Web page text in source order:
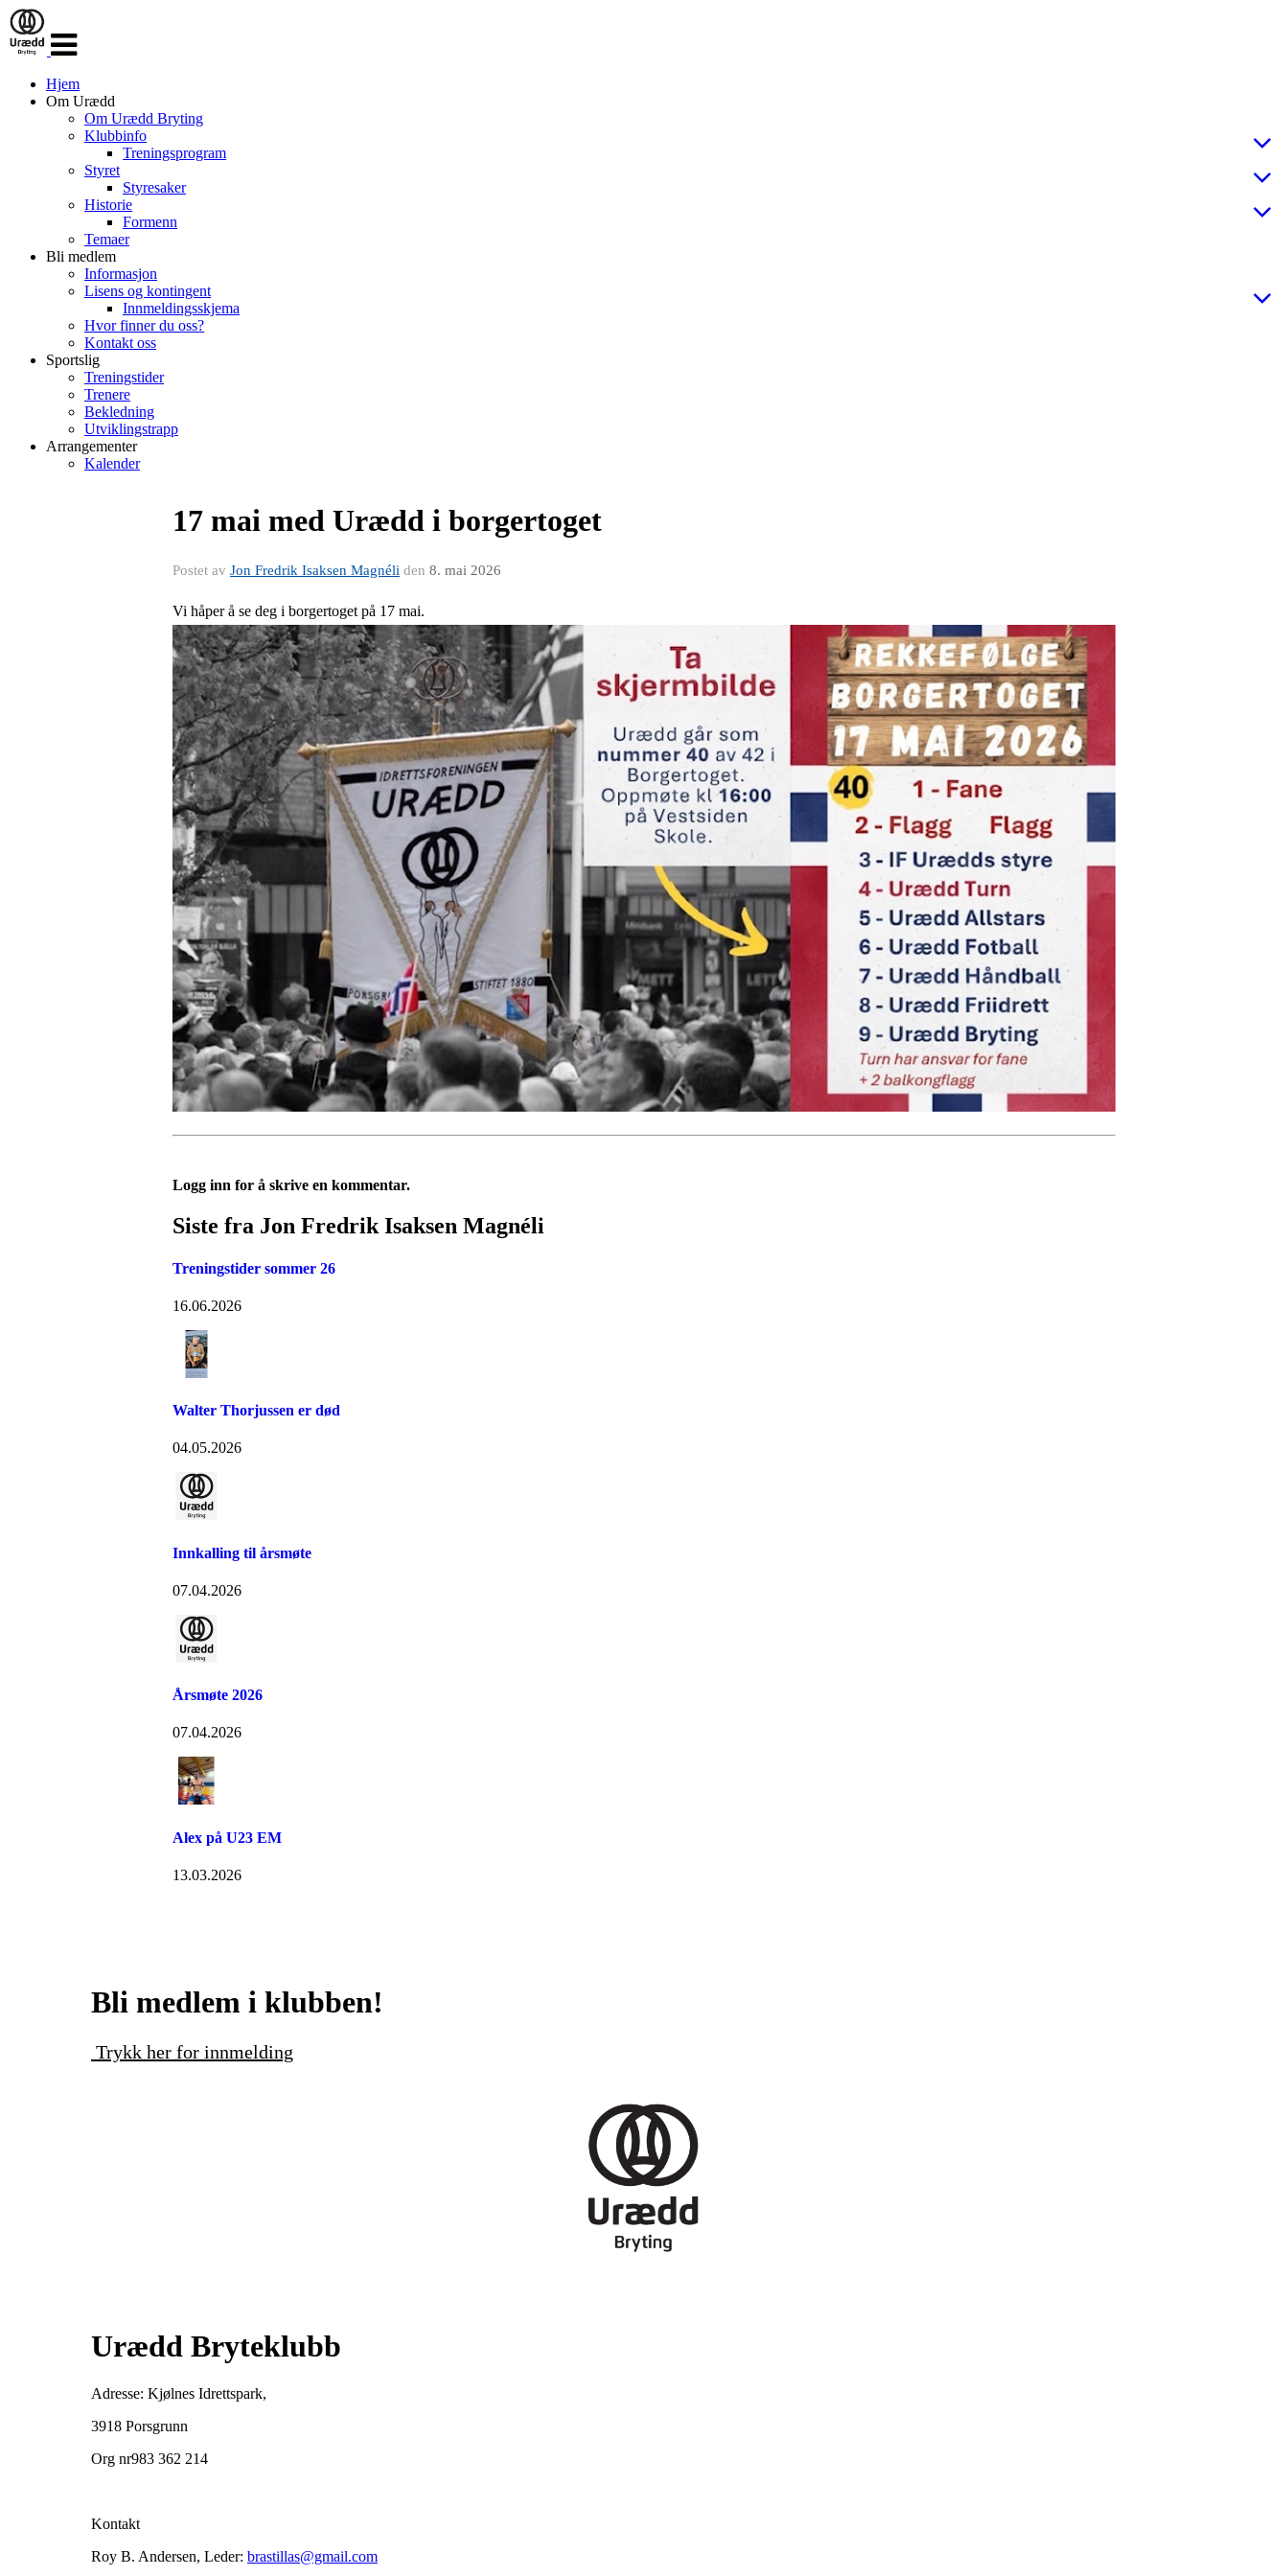
navigasjon
Hjem
Om Urædd
Om Urædd Bryting
Klubbinfo
Treningsprogram
Styret
Styresaker
Historie
Formenn
Temaer
Bli medlem
Informasjon
Lisens og kontingent
Innmeldingsskjema
Hvor finner du oss?
Kontakt oss
Sportslig
Treningstider
Trenere
Bekledning
Utviklingstrapp
Arrangementer
Kalender
17 mai med Urædd i borgertoget
Postet av Jon Fredrik Isaksen Magnéli den 8. mai 2026
Vi håper å se deg i borgertoget på 17 mai.
Logg inn for å skrive en kommentar.
Siste fra Jon Fredrik Isaksen Magnéli
Treningstider sommer 26
16.06.2026
Walter Thorjussen er død
04.05.2026
Innkalling til årsmøte
07.04.2026
Årsmøte 2026
07.04.2026
Alex på U23 EM
13.03.2026
Bli medlem i klubben!
Trykk her for innmelding
Urædd Bryteklubb
Adresse: Kjølnes Idrettspark,
3918 Porsgrunn
Org nr983 362 214
Kontakt
Roy B. Andersen, Leder: brastillas@gmail.com